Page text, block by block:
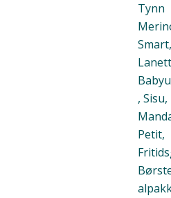
Tynn
Smart,
Lanett
, Sisu,
Petit,